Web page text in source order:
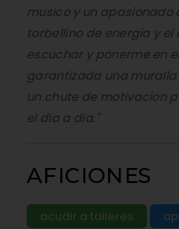
musico y un apasionado
torbellino de energia y
escuchar y ponerme en
garantizada una
un chute de motivacion
el dia a dia."
AFICIONES
acudir a talleres